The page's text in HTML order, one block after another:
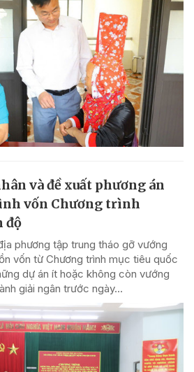
và đề xuất phương án
vốn Chương trình
độ
phương tập trung tháo gỡ vướng
vốn từ Chương trình mục tiêu quốc
dự án ít hoặc không còn vướng
giải ngân trước ngày...